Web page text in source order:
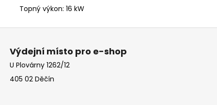
Topný výkon: 16 kW
Z
Výdejní místo pro e-shop
U Plovárny 1262/12
405 02 Děčín